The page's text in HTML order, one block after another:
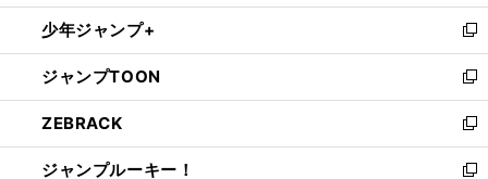
ウ
で
開
く
ン
ド
ウ
で
開
く
ウ
ィ
ン
ド
ウ
で
開
く
し
い
ウ
ィ
ン
ド
ウ
で
少年ジャンプ+
新
し
い
ウ
ィ
ン
ド
ジャンプTOON
新
し
い
ウ
ィ
ZEBRACK
新
し
い
ジャンプルーキー！
新